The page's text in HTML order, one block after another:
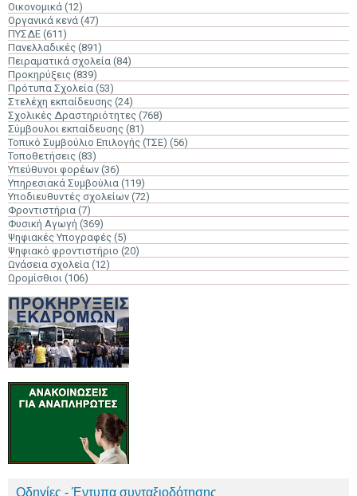
Οικονομικά (12)
Οργανικά κενά (47)
ΠΥΣΔΕ (611)
Πανελλαδικές (891)
Πειραματικά σχολεία (84)
Προκηρύξεις (839)
Πρότυπα Σχολεία (53)
Στελέχη εκπαίδευσης (24)
Σχολικές Δραστηριότητες (768)
Σύμβουλοι εκπαίδευσης (81)
Τοπικό Συμβούλιο Επιλογής (ΤΣΕ) (56)
Τοποθετήσεις (83)
Υπεύθυνοι φορέων (36)
Υπηρεσιακά Συμβούλια (119)
Υποδιευθυντές σχολείων (72)
Φροντιστήρια (7)
Φυσική Αγωγή (369)
Ψηφιακές Υπογραφές (5)
Ψηφιακό φροντιστήριο (20)
Ωνάσεια σχολεία (12)
Ωρομίσθιοι (106)
Οδηγίες - Έντυπα συνταξιοδότησης